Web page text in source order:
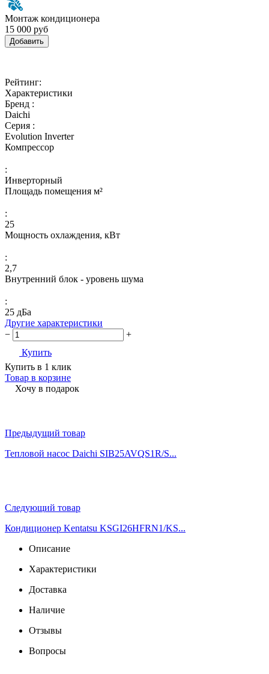
Монтаж кондиционера
15 000 руб
Добавить
Рейтинг:
Характеристики
Бренд :
Daichi
Серия :
Evolution Inverter
Компрессор
:
Инверторный
Площадь помещения м²
:
25
Мощность охлаждения, кВт
:
2,7
Внутренний блок - уровень шума
:
25 дБа
Другие характеристики
−
+
Купить
Купить в 1 клик
Товар в корзине
Хочу в подарок
Предыдущий товар
Тепловой насос Daichi SIB25AVQS1R/S...
Следующий товар
Кондиционер Kentatsu KSGI26HFRN1/KS...
Описание
Характеристики
Доставка
Наличие
Отзывы
Вопросы